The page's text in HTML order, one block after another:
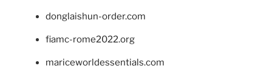
donglaishun-order.com
fiamc-rome2022.org
mariceworldessentials.com